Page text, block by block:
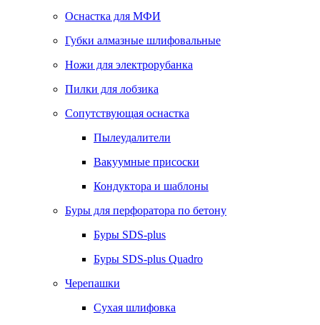
Оснастка для МФИ
Губки алмазные шлифовальные
Ножи для электрорубанка
Пилки для лобзика
Сопутствующая оснастка
Пылеудалители
Вакуумные присоски
Кондуктора и шаблоны
Буры для перфоратора по бетону
Буры SDS-plus
Буры SDS-plus Quadro
Черепашки
Сухая шлифовка